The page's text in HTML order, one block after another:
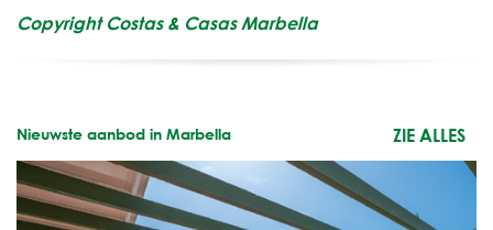
Copyright Costas & Casas Marbella
Nieuwste aanbod in Marbella ZIE ALLES